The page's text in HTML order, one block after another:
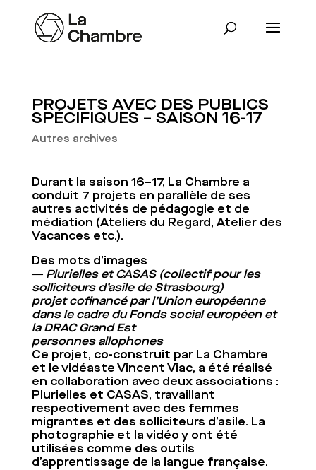
PROJETS AVEC DES PUBLICS
SPÉCIFIQUES – SAISON 16-17
Autres archives
Durant la saison 16–17, La Chambre a
conduit 7 projets en parallèle de ses
autres activités de pédagogie et de
médiation (Ateliers du Regard, Atelier des
Vacances etc.).
Des mots d’images
― Plurielles et CASAS (collectif pour les
solliciteurs d’asile de Strasbourg)
projet cofinancé par l’Union européenne
dans le cadre du Fonds social européen et
la DRAC Grand Est
personnes allophones
Ce projet, co-construit par La Chambre
et le vidéaste Vincent Viac, a été réalisé
en collaboration avec deux associations :
Plurielles et CASAS, travaillant
respectivement avec des femmes
migrantes et des solliciteurs d’asile. La
photographie et la vidéo y ont été
utilisées comme des outils
d’apprentissage de la langue française.